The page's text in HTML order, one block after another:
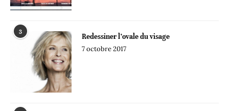
3
Redessiner l’ovale du visage
7 octobre 2017